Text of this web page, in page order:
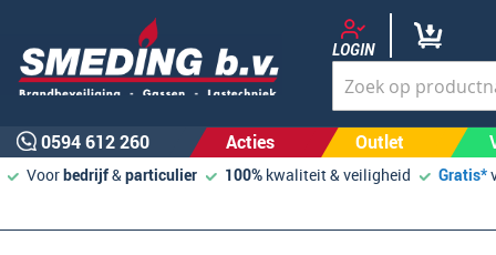
LOGIN
0594 612 260 Acties Outlet
Voorbedrijf&particulier 100% kwaliteit & veiligheid Gratis*